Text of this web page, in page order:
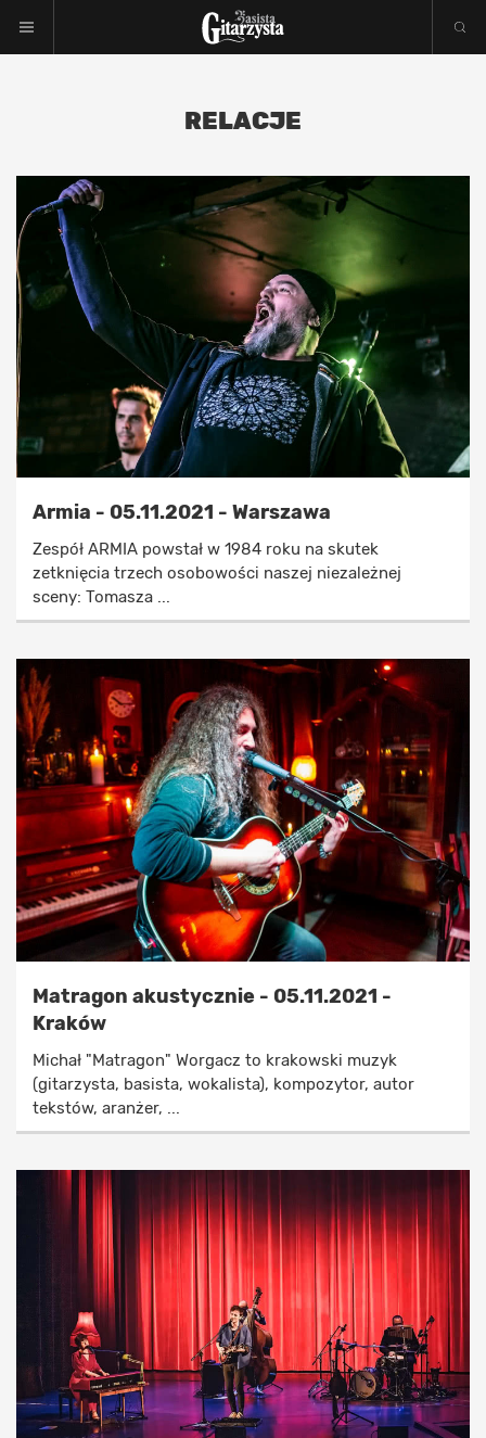
RELACJE
Armia - 05.11.2021 - Warszawa
Zespół ARMIA powstał w 1984 roku na skutek
zetknięcia trzech osobowości naszej niezależnej
sceny: Tomasza ...
Matragon akustycznie - 05.11.2021 -
Kraków
Michał "Matragon" Worgacz to krakowski muzyk
(gitarzysta, basista, wokalista), kompozytor, autor
tekstów, aranżer, ...